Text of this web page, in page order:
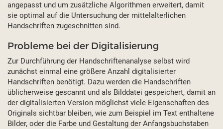
angepasst und um zusätzliche Algorithmen erweitert, damit
sie optimal auf die Untersuchung der mittelalterlichen
Handschriften zugeschnitten sind.
Probleme bei der Digitalisierung
Zur Durchführung der Handschriftenanalyse selbst wird
zunächst einmal eine größere Anzahl digitalisierter
Handschriften benötigt. Dazu werden die Handschriften
üblicherweise gescannt und als Bilddatei gespeichert, damit an
der digitalisierten Version möglichst viele Eigenschaften des
Originals sichtbar bleiben, wie zum Beispiel im Text enthaltene
Bilder, oder die Farbe und Gestaltung der Anfangsbuchstaben